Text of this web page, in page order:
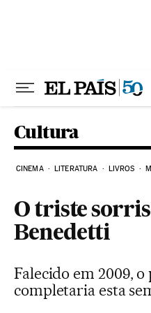
Cultura
CINEMA LITERATURA LIVROS
O triste
Benedetti
Falecido em 2009,
completaria esta